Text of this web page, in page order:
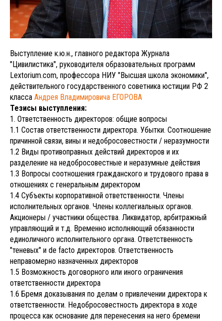
Выступление к.ю.н., главного редактора Журнала
"Цивилистика", руководителя образовательных программ
Lextorium.com, профессора НИУ "Высшая школа экономики",
действительного государственного советника юстиции РФ 2
класса Андрея Владимировича ЕГОРОВА
Тезисы выступления:
1. Ответственность директоров: общие вопросы
1.1 Состав ответственности директора. Убытки. Соотношение
причинной связи, вины и недобросовестности / неразумности
1.2 Виды противоправных действий директоров и их
разделение на недобросовестные и неразумные действия
1.3 Вопросы соотношения гражданского и трудового права в
отношениях с генеральным директором
1.4 Субъекты корпоративной ответственности. Члены
исполнительных органов. Члены коллегиальных органов.
Акционеры / участники общества. Ликвидатор, арбитражный
управляющий и т.д. Временно исполняющий обязанности
единоличного исполнительного органа. Ответственность
"теневых" и de facto директоров. Ответственность
неправомерно назначенных директоров
1.5 Возможность договорного или иного ограничения
ответственности директора
1.6 Бремя доказывания по делам о привлечении директора к
ответственности. Недобросовестность директора в ходе
процесса как основание для перенесения на него бремени